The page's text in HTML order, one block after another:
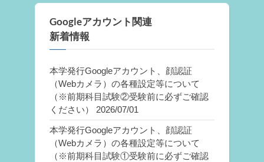
Googleアカウント関連
新着情報
本学発行Googleアカウント、顔認証
（Webカメラ）の各種設定等について
（※前期科目試験②受験前に必ずご確認
ください）
2026/07/01
本学発行Googleアカウント、顔認証
（Webカメラ）の各種設定等について
（※前期科目試験①受験前に必ずご確認